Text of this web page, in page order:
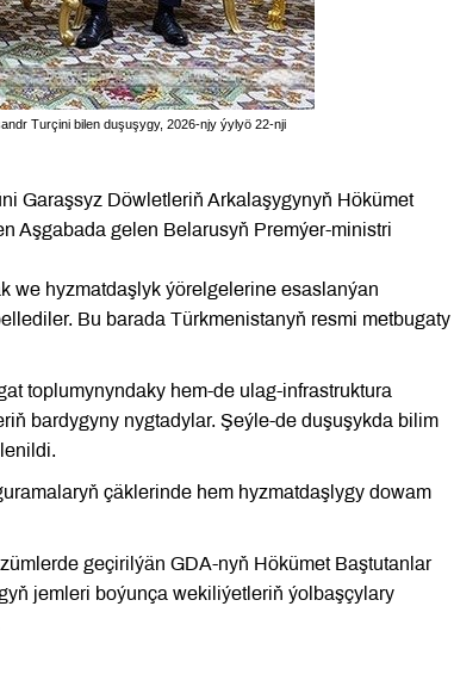
Turçini bilen duşuşygy, 2026-njy ýylyö 22-nji
Garaşsyz Döwletleriň Arkalaşygynyň Hökümet
Aşgabada gelen Belarusyň Premýer-ministri
we hyzmatdaşlyk ýörelgelerine esaslanýan
Bu barada Türkmenistanyň resmi metbugaty
toplumynyndaky hem-de ulag-infrastruktura
bardygyny nygtadylar. Şeýle-de duşuşykda bilim
çäklerinde hem hyzmatdaşlygy dowam
geçirilýän GDA-nyň Hökümet Baştutanlar
jemleri boýunça wekiliýetleriň ýolbaşçylary